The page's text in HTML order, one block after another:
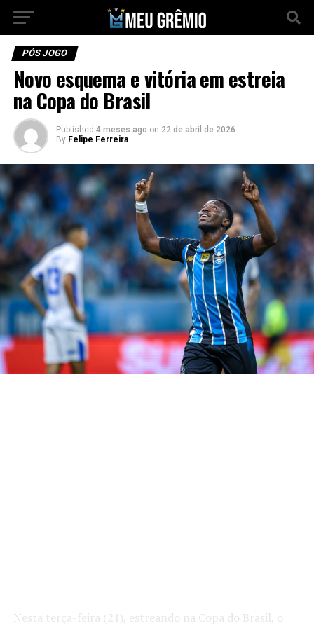
PÓS JOGO
Novo esquema e vitória em estreia
na Copa do Brasil
Published 4 meses ago on 22 de abril de 2026
By Felipe Ferreira
Nesta terça-feira (21), estreando na Copa do Brasil, o